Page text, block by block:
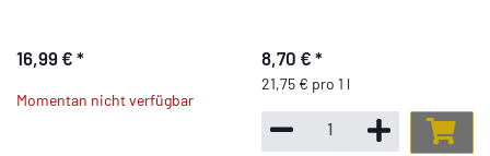
16,99 € *
Momentan nicht verfügbar
8,70 € *
21,75 € pro 1 l